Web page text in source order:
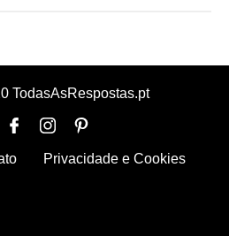
TodasAsRespostas.pt
Privacidade e Cookies